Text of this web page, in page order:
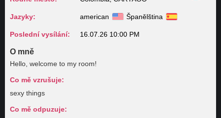
Jazyky: american Španělština
Poslední vysílání: 16.07.26 10:00 PM
O mně
Hello, welcome to my room!
Co mě vzrušuje:
sexy things
Co mě odpuzuje: